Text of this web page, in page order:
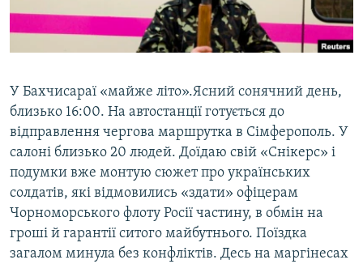
ВІДЕОУРОКИ «ELIFBE»
ІНФОГРАФІКА
Русский
Qırımtatar
ДОЛУЧАЙСЯ!
Усі сайти RFE/RL
У Бахчисараї «майже літо».Ясний сонячний день,
близько 16:00. На автостанції готується до
відправлення чергова маршрутка в Сімферополь. У
салоні близько 20 людей. Доїдаю свій «Снікерс» і
подумки вже монтую сюжет про українських
солдатів, які відмовились «здати» офіцерам
Чорноморського флоту Росії частину, в обмін на
гроші й гарантії ситого майбутнього. Поїздка
загалом минула без конфліктів. Десь на маргінесах